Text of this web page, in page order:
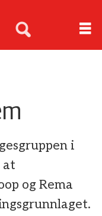
i
at
og Rema